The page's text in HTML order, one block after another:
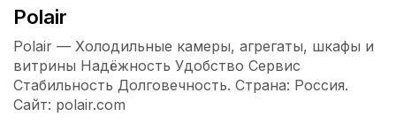
Polair
Polair — Холодильные камеры, агрегаты, шкафы и
витрины Надёжность Удобство Сервис
Стабильность Долговечность. Страна: Россия.
Сайт: polair.com